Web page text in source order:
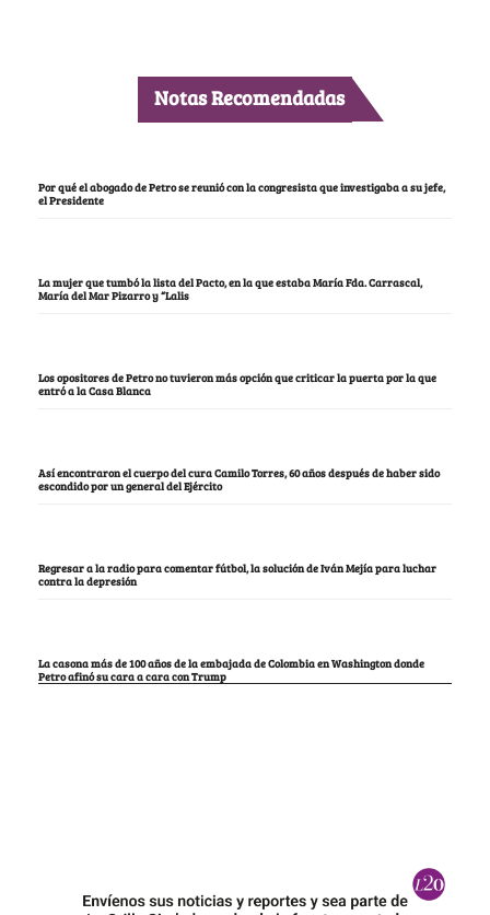
Notas Recomendadas
Por qué el abogado de Petro se reunió con la congresista que investigaba a su jefe,
el Presidente
La mujer que tumbó la lista del Pacto, en la que estaba María Fda. Carrascal,
María del Mar Pizarro y “Lalis
Los opositores de Petro no tuvieron más opción que criticar la puerta por la que
entró a la Casa Blanca
Así encontraron el cuerpo del cura Camilo Torres, 60 años después de haber sido
escondido por un general del Ejército
Regresar a la radio para comentar fútbol, la solución de Iván Mejía para luchar
contra la depresión
La casona más de 100 años de la embajada de Colombia en Washington donde
Petro afinó su cara a cara con Trump